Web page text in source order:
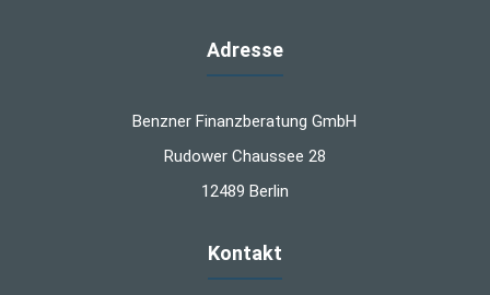
Adresse
Benzner Finanzberatung GmbH
Rudower Chaussee 28
12489 Berlin
Kontakt